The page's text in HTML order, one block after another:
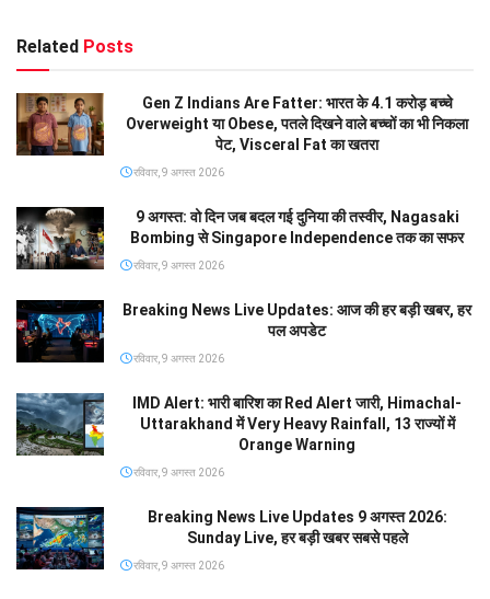
Related Posts
Gen Z Indians Are Fatter: भारत के 4.1 करोड़ बच्चे
Overweight या Obese, पतले दिखने वाले बच्चों का भी निकला
पेट, Visceral Fat का खतरा
रविवार, 9 अगस्त 2026
9 अगस्त: वो दिन जब बदल गई दुनिया की तस्वीर, Nagasaki
Bombing से Singapore Independence तक का सफर
रविवार, 9 अगस्त 2026
Breaking News Live Updates: आज की हर बड़ी खबर, हर
पल अपडेट
रविवार, 9 अगस्त 2026
IMD Alert: भारी बारिश का Red Alert जारी, Himachal-
Uttarakhand में Very Heavy Rainfall, 13 राज्यों में
Orange Warning
रविवार, 9 अगस्त 2026
Breaking News Live Updates 9 अगस्त 2026:
Sunday Live, हर बड़ी खबर सबसे पहले
रविवार, 9 अगस्त 2026